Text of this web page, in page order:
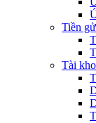
Tiền
Tài